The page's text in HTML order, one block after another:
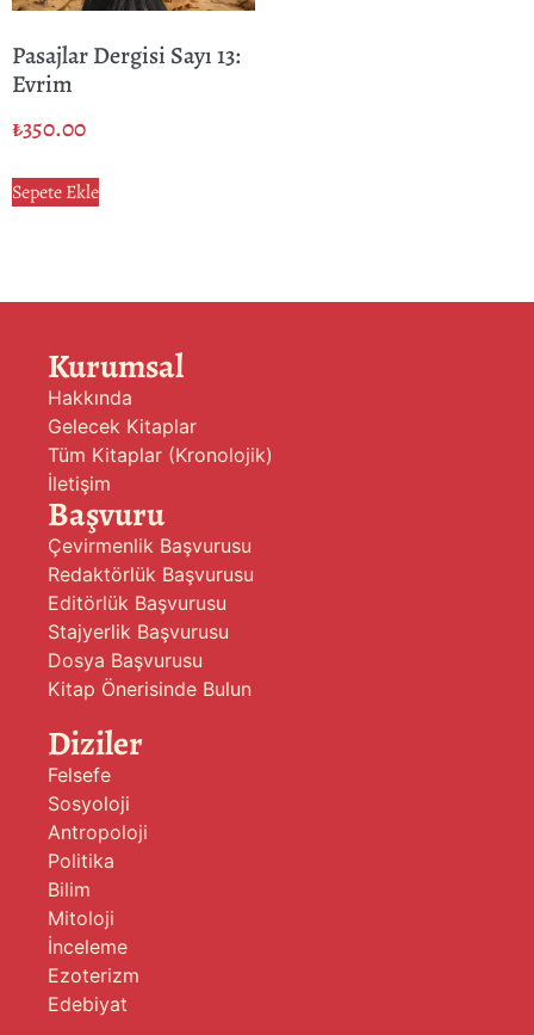
Pasajlar Dergisi Sayı 13:
Evrim
₺350.00
Sepete Ekle
Kurumsal
Hakkında
Gelecek Kitaplar
Tüm Kitaplar (Kronolojik)
İletişim
Başvuru
Çevirmenlik Başvurusu
Redaktörlük Başvurusu
Editörlük Başvurusu
Stajyerlik Başvurusu
Dosya Başvurusu
Kitap Önerisinde Bulun
Diziler
Felsefe
Sosyoloji
Antropoloji
Politika
Bilim
Mitoloji
İnceleme
Ezoterizm
Edebiyat